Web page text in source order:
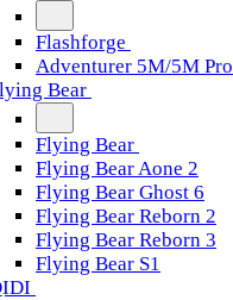
Flashforge
Adventurer 5M/5M Pro
Bear
Flying Bear
Flying Bear Aone 2
Flying Bear Ghost 6
Flying Bear Reborn 2
Flying Bear Reborn 3
Flying Bear S1